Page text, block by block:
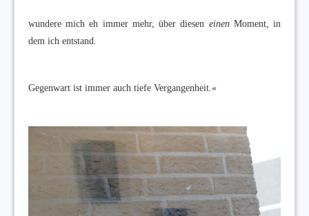
wundere mich eh immer mehr, über diesen einenMoment, in
dem ich entstand.
Gegenwart ist immer auch tiefe Vergangenheit.«